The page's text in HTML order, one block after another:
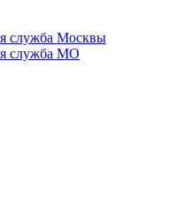
служба Москвы
служба МО